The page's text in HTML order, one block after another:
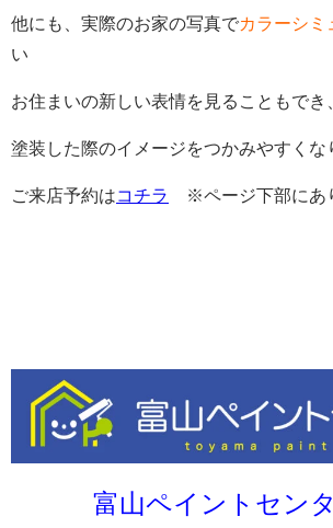
他にも、実際のお家の写真でカラーシミ
い
お住まいの新しい表情を見ることもでき
塗装した際のイメージをつかみやすくな
ご来店予約はコチラ ※ページ下部にあ
富山ペイントセン